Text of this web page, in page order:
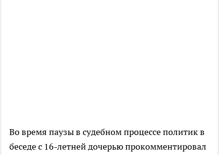
Во время паузы в судебном процессе политик в
беседе с 16-летней дочерью прокомментировал